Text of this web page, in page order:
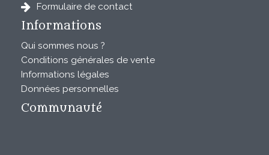
Formulaire de contact
Informations
Qui sommes nous ?
Conditions générales de vente
Informations légales
Données personnelles
Communauté